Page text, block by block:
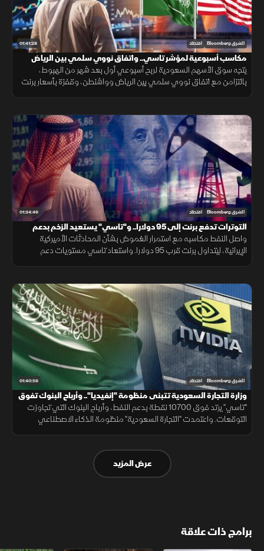
01:41:28 الشرق Bloomberg اقتصاد
مكاسب أسبوعية لمؤشر تاسي.. واتفاق نووي سلمي بين الرياض
وواشنطن
يتجه سوق الأسهم السعودية لربح أسبوعي أول بعد شهر من الهبوط،
بالتزامن مع اتفاق نووي سلمي بين الرياض وواشنطن، وقفزة بأسعار برنت
01:34:49 الشرق Bloomberg اقتصاد
التوترات تدفع برنت إلى 95 دولارا.. و"تاسي" يستعيد الزخم بدعم
القياديات
واصل النفط مكاسبه مع استمرار الغموض بشأن المحادثات الأميركية
الإيرانية، ليتداول برنت قرب 95 دولارا. واستعاد تاسي مستويات دعم
01:40:56 الشرق Bloomberg اقتصاد
وزارة التجارة السعودية تتبنى منظومة "إنفيديا".. وأرباح البنوك تفوق
التوقعات
"تاسي" يرتد فوق 10700 نقطة بدعم النفط، وأرباح البنوك التي تجاوزت
التوقعات. واعتمدت "التجارة السعودية" منظومة الذكاء الاصطناعي
عرض المزيد
برامج ذات علاقة